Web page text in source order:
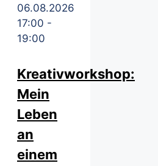
06.08.2026
17:00 -
19:00
Kreativworkshop:
Mein
Leben
an
einem